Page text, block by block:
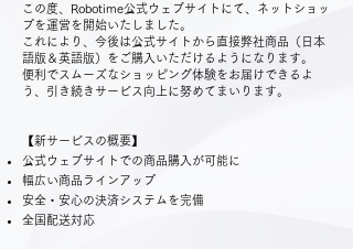
この度、Robotime公式ウェブサイトにて、ネットショッ
プを運営を開始いたしました。
これにより、今後は公式サイトから直接弊社商品（日本
語版＆英語版）をご購入いただけるようになります。
便利でスムーズなショッピング体験をお届けできるよ
う、引き続きサービス向上に努めてまいります。
【新サービスの概要】
公式ウェブサイトでの商品購入が可能に
幅広い商品ラインアップ
安全・安心の決済システムを完備
全国配送対応